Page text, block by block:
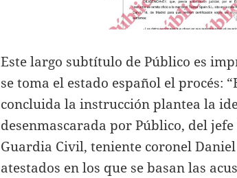
Este largo subtítulo de Público es
se toma el estado español el procés:
concluida la instrucción plantea la
desenmascarada por Público, del
Guardia Civil, teniente coronel
atestados en los que se basan las